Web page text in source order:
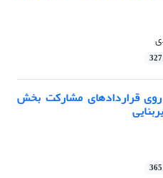
قراردادهای مشارکت بخش